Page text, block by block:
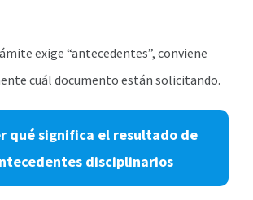
exige “antecedentes”, conviene
cuál documento están solicitando.
qué significa el resultado de
disciplinarios